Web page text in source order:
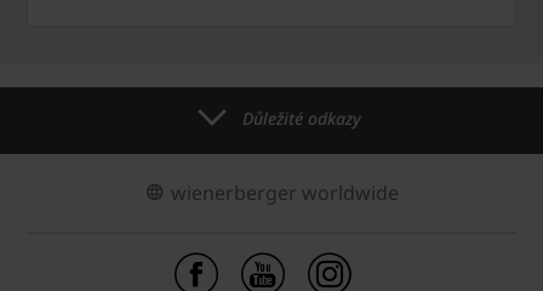
Důležité odkazy
wienerberger worldwide